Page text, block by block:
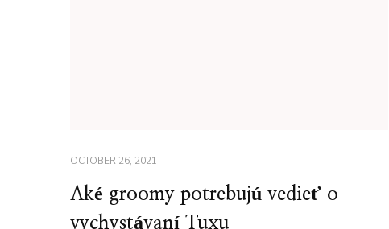
OCTOBER 26, 2021
Aké groomy potrebujú vedieť o
vychystávaní Tuxu